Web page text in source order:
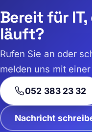
Bereit für
läuft?
Rufen Sie an oder
melden uns mit
052 383 23 32
Nachricht